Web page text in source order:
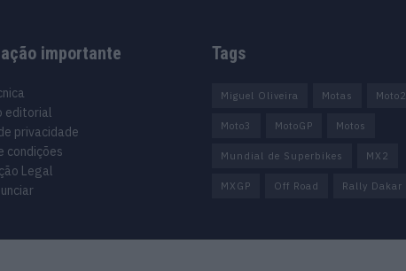
importante
editorial
privacidade
condições
Legal
Tags
Miguel Oliveira Motas Moto2
Moto3 MotoGP Motos
Mundial de Superbikes MX2
MXGP Off Road Rally Dakar